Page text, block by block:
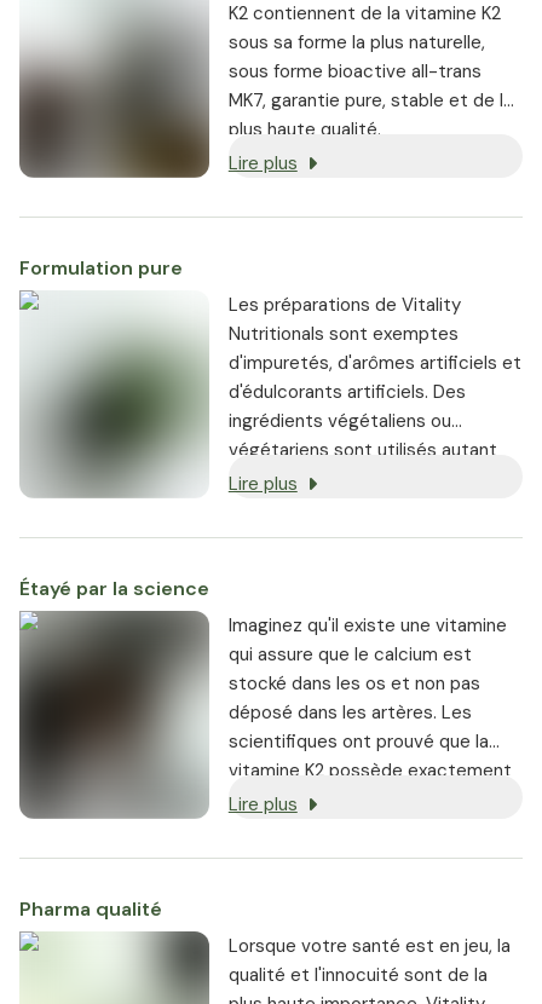
K2 contiennent de la vitamine K2
sous sa forme la plus naturelle,
sous forme bioactive all-trans
MK7, garantie pure, stable et de la
plus haute qualité.
Lire plus
Formulation pure
Les préparations de Vitality
Nutritionals sont exemptes
d'impuretés, d'arômes artificiels et
d'édulcorants artificiels. Des
ingrédients végétaliens ou
végétariens sont utilisés autant
que possible, et chaque produit
Lire plus
Étayé par la science
Imaginez qu'il existe une vitamine
qui assure que le calcium est
stocké dans les os et non pas
déposé dans les artères. Les
scientifiques ont prouvé que la
vitamine K2 possède exactement
ces capacités. En bref, la vitamine
os solides et normaux et des
Lire plus
Pharma qualité
Lorsque votre santé est en jeu, la
qualité et l'innocuité sont de la